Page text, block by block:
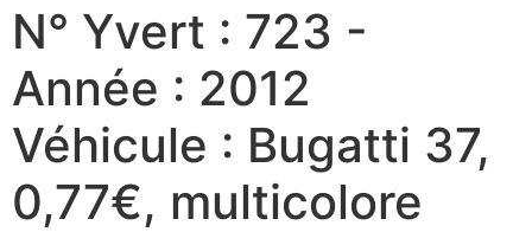
N° Yvert : 723 -
Année : 2012
Véhicule : Bugatti 37,
0,77€, multicolore